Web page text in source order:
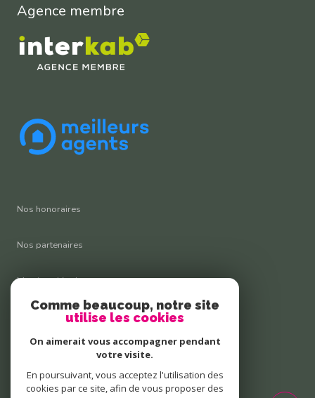
Agence membre
Nos honoraires
Nos partenaires
Mentions légales
Cookies
Comme beaucoup, notre site
utilise les cookies
On aimerait vous accompagner pendant
votre visite.
En poursuivant, vous acceptez l'utilisation des
cookies par ce site, afin de vous proposer des